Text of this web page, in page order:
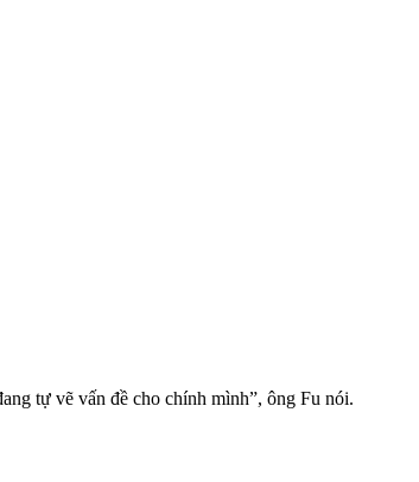
tự vẽ vấn đề cho chính mình”, ông Fu nói.